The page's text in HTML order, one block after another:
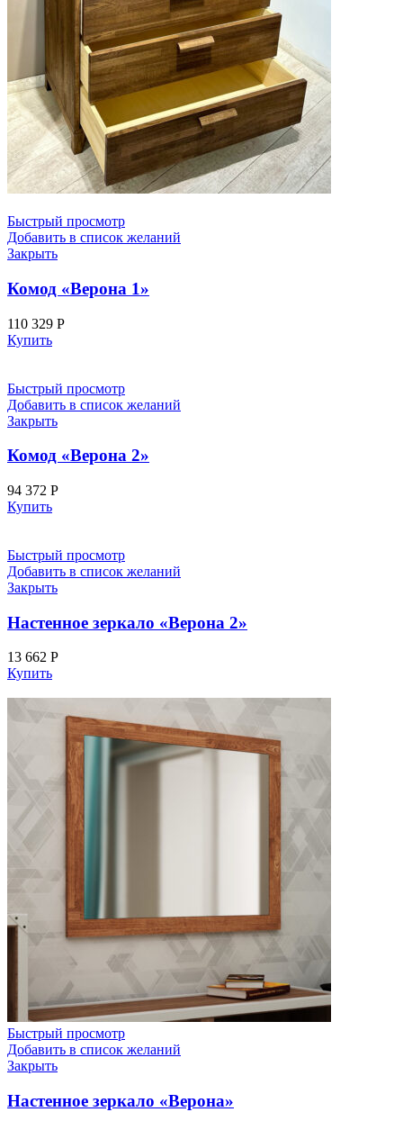
Быстрый просмотр
Добавить в список желаний
Закрыть
Комод «Верона 1»
110 329 Р
Купить
Быстрый просмотр
Добавить в список желаний
Закрыть
Комод «Верона 2»
94 372 Р
Купить
Быстрый просмотр
Добавить в список желаний
Закрыть
Настенное зеркало «Верона 2»
13 662 Р
Купить
Быстрый просмотр
Добавить в список желаний
Закрыть
Настенное зеркало «Верона»